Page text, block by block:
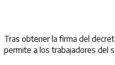
Tras obtener la firma del
permite a los trabajadores del